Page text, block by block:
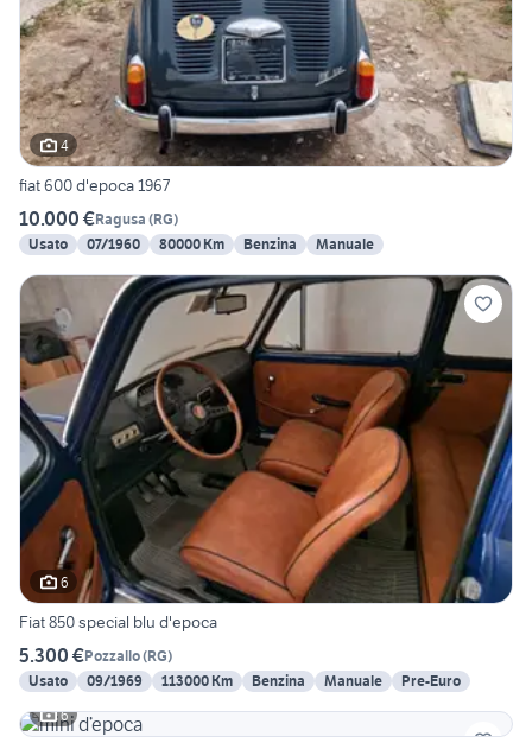
4
fiat 600 d'epoca 1967
10.000 €Ragusa (RG)
Usato
07/1960 80000 Km Benzina Manuale
6
Fiat 850 special blu d'epoca
5.300 €Pozzallo(RG)
Usato
09/1969 113000 Km Benzina Manuale
Pre-Euro
6